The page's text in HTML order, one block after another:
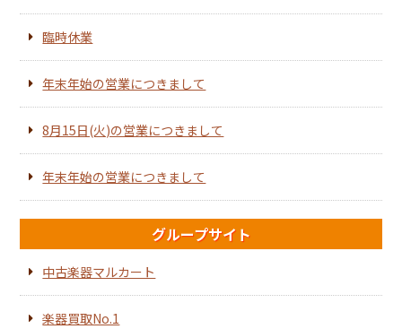
臨時休業
年末年始の営業につきまして
8月15日(火)の営業につきまして
年末年始の営業につきまして
グループサイト
中古楽器マルカート
楽器買取No.1